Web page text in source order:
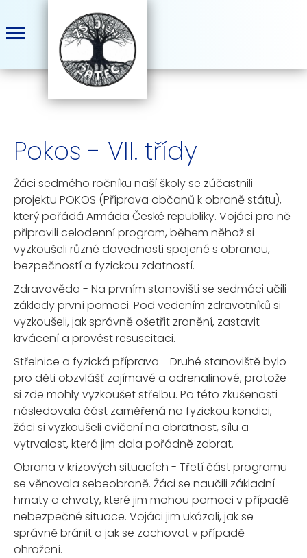
Pokos - VII. třídy
Žáci sedmého ročníku naší školy se zúčastnili
projektu POKOS (Příprava občanů k obraně státu),
který pořádá Armáda České republiky. Vojáci pro ně
připravili celodenní program, během něhož si
vyzkoušeli různé dovednosti spojené s obranou,
bezpečností a fyzickou zdatností.
Zdravověda - Na prvním stanovišti se sedmáci učili
základy první pomoci. Pod vedením zdravotníků si
vyzkoušeli, jak správně ošetřit zranění, zastavit
krvácení a provést resuscitaci.
Střelnice a fyzická příprava - Druhé stanoviště bylo
pro děti obzvlášť zajímavé a adrenalinové, protože
si zde mohly vyzkoušet střelbu. Po této zkušenosti
následovala část zaměřená na fyzickou kondici,
žáci si vyzkoušeli cvičení na obratnost, sílu a
vytrvalost, která jim dala pořádně zabrat.
Obrana v krizových situacích - Třetí část programu
se věnovala sebeobraně. Žáci se naučili základní
hmaty a chvaty, které jim mohou pomoci v případě
nebezpečné situace. Vojáci jim ukázali, jak se
správně bránit a jak se zachovat v případě
ohrožení.